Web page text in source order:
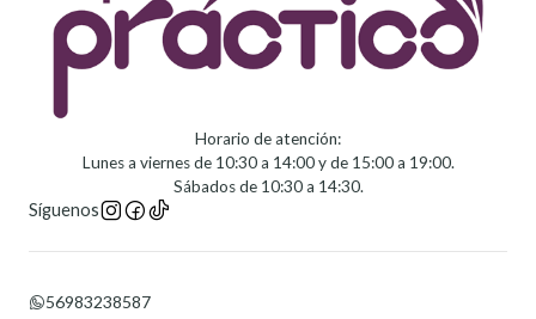
Horario de atención:
Lunes a viernes de 10:30 a 14:00 y de 15:00 a 19:00.
Sábados de 10:30 a 14:30.
Síguenos
56983238587